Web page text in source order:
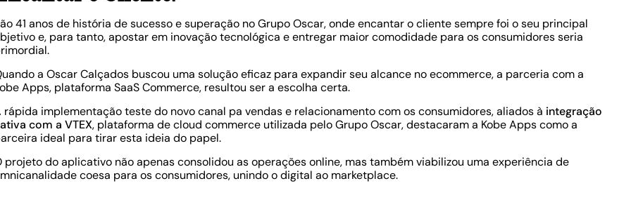
41 anos de história de sucesso e superação no Grupo Oscar, onde encantar o cliente sempre foi o seu principal
e, para tanto, apostar em inovação tecnológica e entregar maior comodidade para os consumidores seria
a Oscar Calçados buscou uma solução eficaz para expandir seu alcance no ecommerce, a parceria com a
Apps, plataforma SaaS Commerce, resultou ser a escolha certa.
rápida implementação teste do novo canal pa vendas e relacionamento com os consumidores, aliados à integração
com a VTEX, plataforma de cloud commerce utilizada pelo Grupo Oscar, destacaram a Kobe Apps como a
ideal para tirar esta ideia do papel.
projeto do aplicativo não apenas consolidou as operações online, mas também viabilizou uma experiência de
coesa para os consumidores, unindo o digital ao marketplace.